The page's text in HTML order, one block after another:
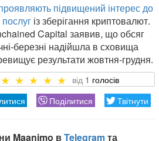
підвищений інтерес до
із зберігання криптовалют.
Capital заявив, що обсяг
березні надійшла в сховища
результати жовтня-грудня.
1